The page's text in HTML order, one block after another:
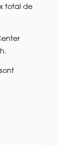
total de